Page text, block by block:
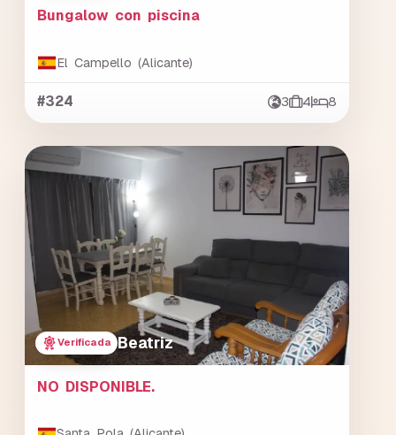
Bungalow con piscina
El Campello (Alicante)
#324 3 4 8
Verificada Beatriz
NO DISPONIBLE.